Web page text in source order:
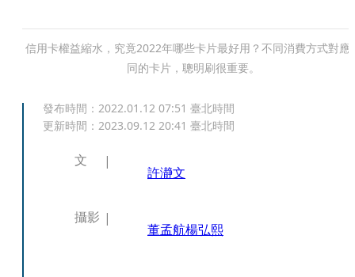
信用卡權益縮水，究竟2022年哪些卡片最好用？不同消費方式對應
同的卡片，聰明刷很重要。
發布時間： 2022.01.12 07:51 臺北時間
更新時間： 2023.09.12 20:41 臺北時間
文
許瀞文
攝影
董孟航楊弘熙